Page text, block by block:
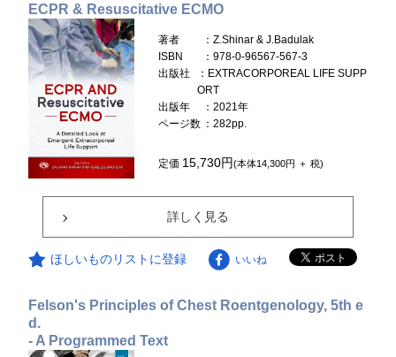
ECPR & Resuscitative ECMO
著者
：Z.Shinar & J.Badulak
ISBN
：978-0-96567-567-3
出版社
：EXTRACORPOREAL LIFE SUPP
ORT
出版年
：2021年
ページ数 ：282pp.
定価 15,730円(本体14,300円 ＋ 税)
詳しく見る
ほしいものリストに登録 いいね
Felson's Principles of Chest Roentgenology, 5th e
d.
- A Programmed Text